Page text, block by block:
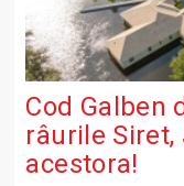
Cod Galben
râurile
acestora!